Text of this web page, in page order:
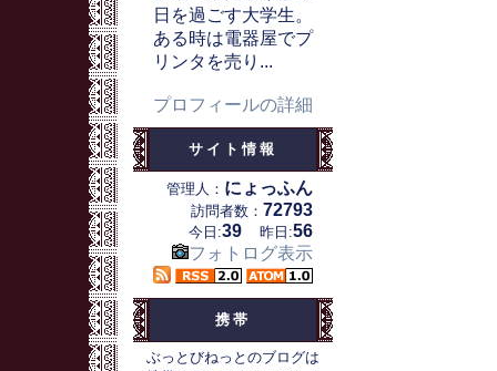
日を過ごす大学生。
ある時は電器屋でプ
リンタを売り...
プロフィールの詳細
サイト情報
管理人： にょっふん
訪問者数： 72793
今日:39 昨日:56
フォトログ表示
携帯
ぶっとびねっとのブログは